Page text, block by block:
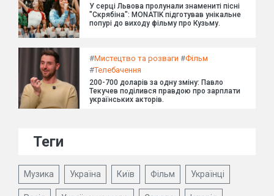
У серці Львова пролунали знамениті пісні
"Скрябіна": MONATIK підготував унікальне
попурі до виходу фільму про Кузьму.
#Мистецтво та розваги #Фільм
#Телебачення
200-700 доларів за одну зміну: Павло
Текучев поділився правдою про зарплати
українських акторів.
Теги
Музика Україна Київ Фільм Українці